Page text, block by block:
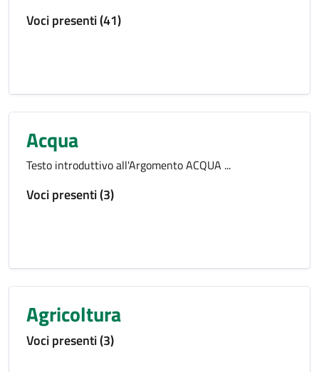
Voci presenti (41)
Acqua
Testo introduttivo all'Argomento ACQUA ...
Voci presenti (3)
Agricoltura
Voci presenti (3)